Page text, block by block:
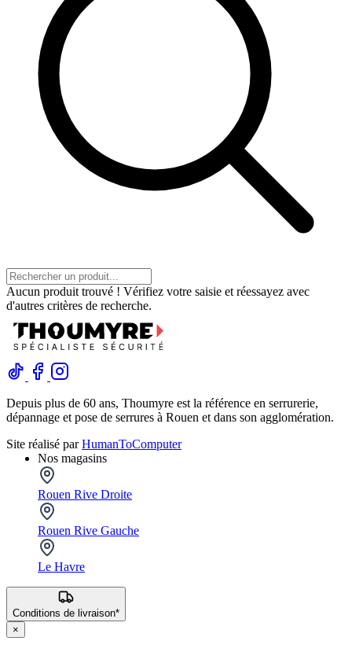
Aucun produit trouvé ! Vérifiez votre saisie et réessayez avec
d'autres critères de recherche.
Depuis plus de 60 ans, Thoumyre est la référence en serrurerie,
dépannage et pose de serrures à Rouen et dans son agglomération.
Site réalisé parHumanToComputer
Nos magasins
Rouen Rive Droite
Rouen Rive Gauche
Le Havre
Conditions de livraison*
×